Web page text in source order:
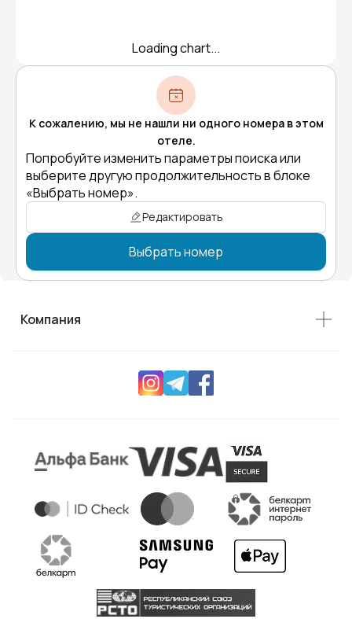
Loading chart...
К сожалению, мы не нашли ни одного номера в этом
отеле.
Попробуйте изменить параметры поиска или
выберите другую продолжительность в блоке
«Выбрать номер».
Редактировать
Выбрать номер
Компания